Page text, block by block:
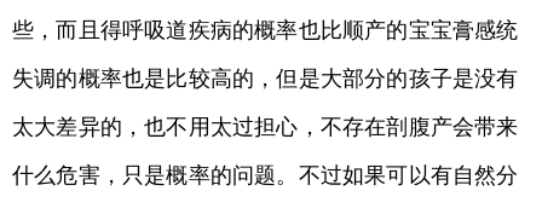
些，而且得呼吸道疾病的概率也比顺产的宝宝膏感统
失调的概率也是比较高的，但是大部分的孩子是没有
太大差异的，也不用太过担心，不存在剖腹产会带来
什么危害，只是概率的问题。不过如果可以有自然分